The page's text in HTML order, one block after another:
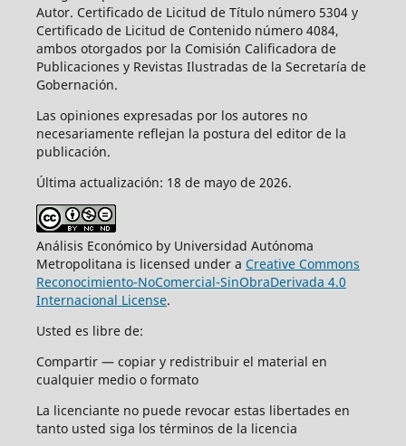
Autor. Certificado de Licitud de Título número 5304 y
Certificado de Licitud de Contenido número 4084,
ambos otorgados por la Comisión Calificadora de
Publicaciones y Revistas Ilustradas de la Secretaría de
Gobernación.
Las opiniones expresadas por los autores no
necesariamente reflejan la postura del editor de la
publicación.
Última actualización: 18 de mayo de 2026.
Análisis Económico by Universidad Autónoma
Metropolitana is licensed under a Creative Commons
Reconocimiento-NoComercial-SinObraDerivada 4.0
Internacional License.
Usted es libre de:
Compartir — copiar y redistribuir el material en
cualquier medio o formato
La licenciante no puede revocar estas libertades en
tanto usted siga los términos de la licencia